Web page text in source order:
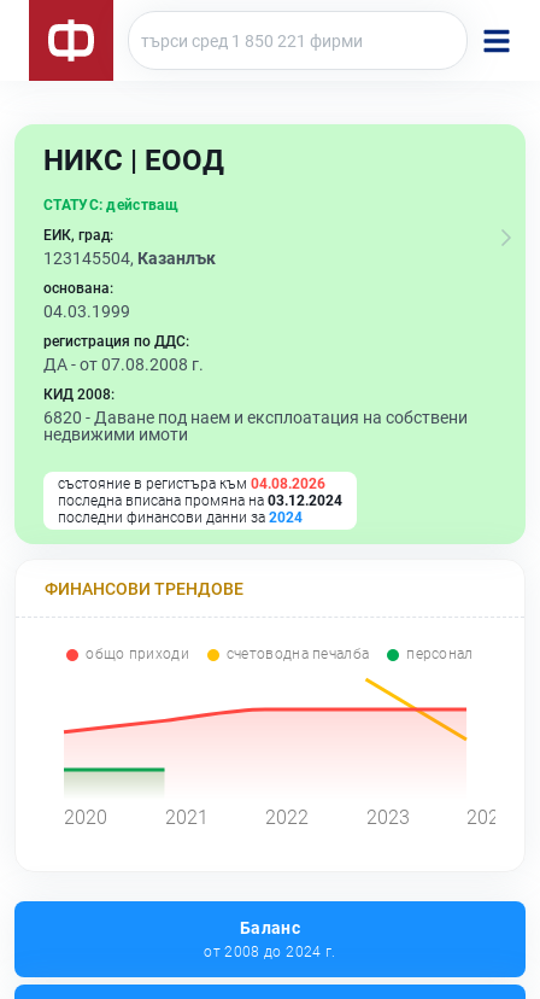
НИКС | ЕООД
СТАТУС: действащ
ЕИК, град:
123145504, Казанлък
основана:
04.03.1999
регистрация по ДДС:
ДА - от 07.08.2008 г.
КИД 2008:
6820 - Даване под наем и експлоатация на собствени
недвижими имоти
състояние в регистъра към 04.08.2026
последна вписана промяна на 03.12.2024
последни финансови данни за 2024
ФИНАНСОВИ ТРЕНДОВЕ
общо приходи счетоводна печалба персонал
2020 2021 2022 2023 2024
Баланс
от 2008 до 2024 г.